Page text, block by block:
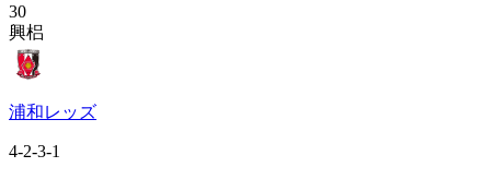
30
興梠
浦和レッズ
4-2-3-1